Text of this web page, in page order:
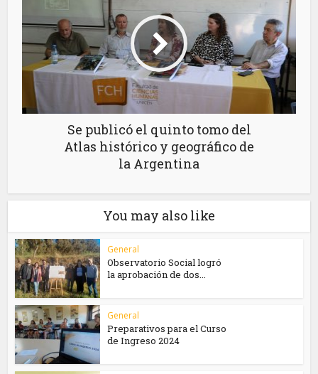
Se publicó el quinto tomo del
Atlas histórico y geográfico de
la Argentina
You may also like
General
Observatorio Social logró
la aprobación de dos...
General
Preparativos para el Curso
de Ingreso 2024